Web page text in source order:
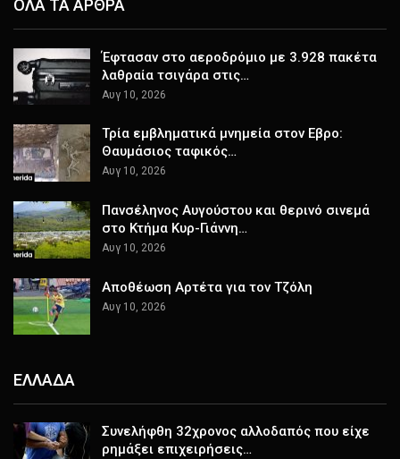
ΟΛΑ ΤΑ ΑΡΘΡΑ
Έφτασαν στο αεροδρόμιο με 3.928 πακέτα
λαθραία τσιγάρα στις…
Αυγ 10, 2026
Τρία εμβληματικά μνημεία στον Εβρο:
Θαυμάσιος ταφικός…
Αυγ 10, 2026
Πανσέληνος Αυγούστου και θερινό σινεμά
στο Κτήμα Κυρ-Γιάννη…
Αυγ 10, 2026
Αποθέωση Αρτέτα για τον Τζόλη
Αυγ 10, 2026
ΕΛΛΑΔΑ
Συνελήφθη 32χρονος αλλοδαπός που είχε
ρημάξει επιχειρήσεις…